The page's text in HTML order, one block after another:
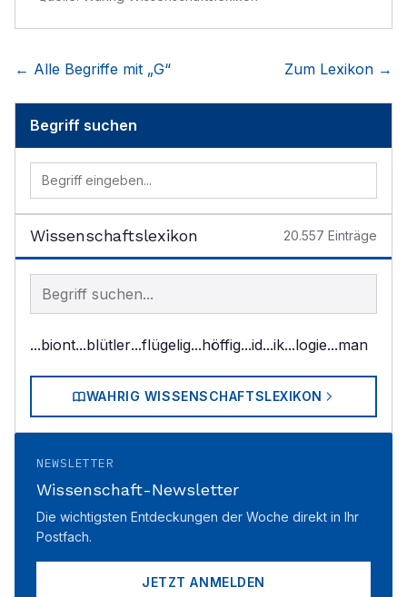
← Alle Begriffe mit „G“ Zum Lexikon →
Begriff suchen
Wissenschaftslexikon 20.557 Einträge
Begriff im Lexikon suchen
...biont...blütler...flügelig...höffig...id...ik...logie...man
WAHRIG WISSENSCHAFTSLEXIKON
NEWSLETTER
Wissenschaft-Newsletter
Die wichtigsten Entdeckungen der Woche direkt in Ihr
Postfach.
JETZT ANMELDEN